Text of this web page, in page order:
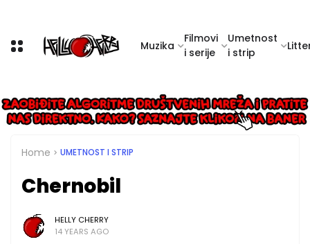
Muzika
Filmovi
i serije
Umetnost
i strip
Home UMETNOST I STRIP
Chernobil
HELLY CHERRY
14 YEARS AGO